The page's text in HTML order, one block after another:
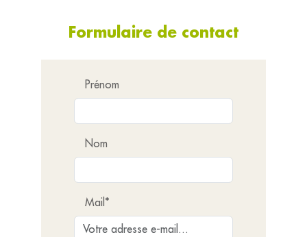
Formulaire de contact
Prénom
Nom
Mail*